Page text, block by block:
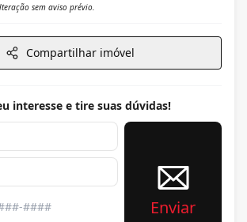
sem aviso prévio.
Compartilhar imóvel
interesse e tire suas dúvidas!
Enviar